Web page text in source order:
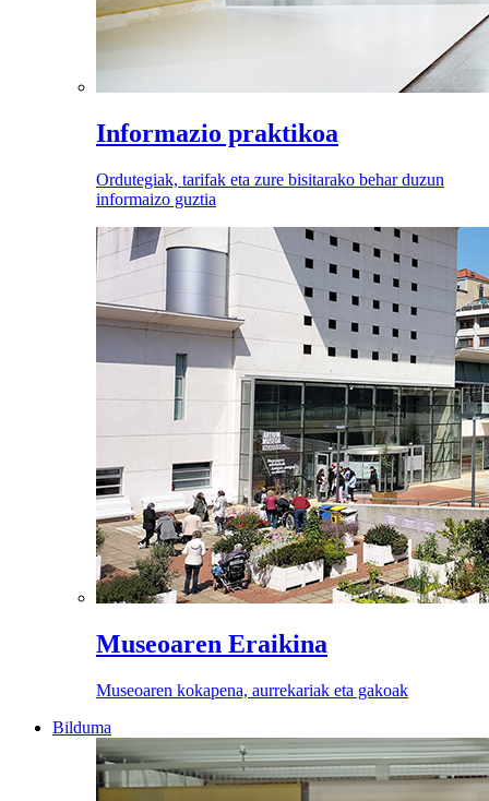
Informazio praktikoa
Ordutegiak, tarifak eta zure bisitarako behar duzun
informaizo guztia
Museoaren Eraikina
Museoaren kokapena, aurrekariak eta gakoak
Bilduma